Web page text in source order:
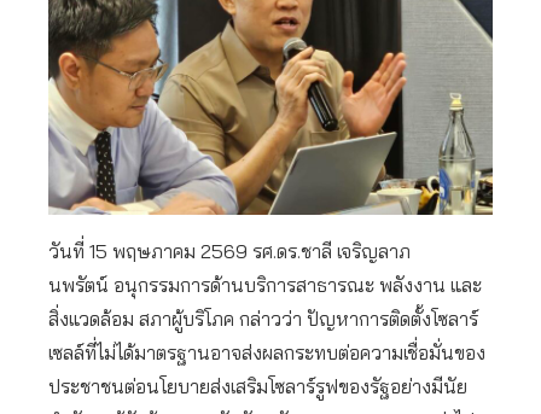
วันที่ 15 พฤษภาคม 2569 รศ.ดร.ชาลี เจริญลาภ
นพรัตน์ อนุกรรมการด้านบริการสาธารณะ พลังงาน และ
สิ่งแวดล้อม สภาผู้บริโภค กล่าวว่า ปัญหาการติดตั้งโซลาร์
เซลล์ที่ไม่ได้มาตรฐานอาจส่งผลกระทบต่อความเชื่อมั่นของ
ประชาชนต่อนโยบายส่งเสริมโซลาร์รูฟของรัฐอย่างมีนัย